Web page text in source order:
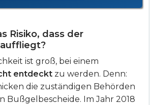
Risiko, dass der
ist groß, bei einem
entdeckt zu werden. Denn:
die zuständigen Behörden
Bußgelbescheide. Im Jahr 2018